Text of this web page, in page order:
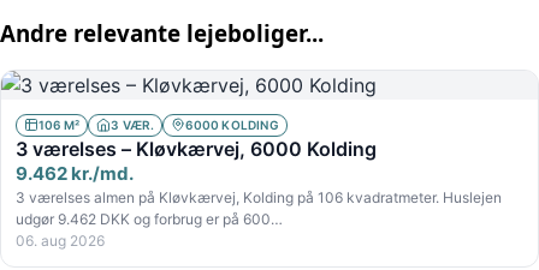
Andre relevante lejeboliger...
106 M² 3 VÆR. 6000 KOLDING
3 værelses – Kløvkærvej, 6000 Kolding
9.462 kr./md.
3 værelses almen på Kløvkærvej, Kolding på 106 kvadratmeter. Huslejen
udgør 9.462 DKK og forbrug er på 600…
06. aug 2026